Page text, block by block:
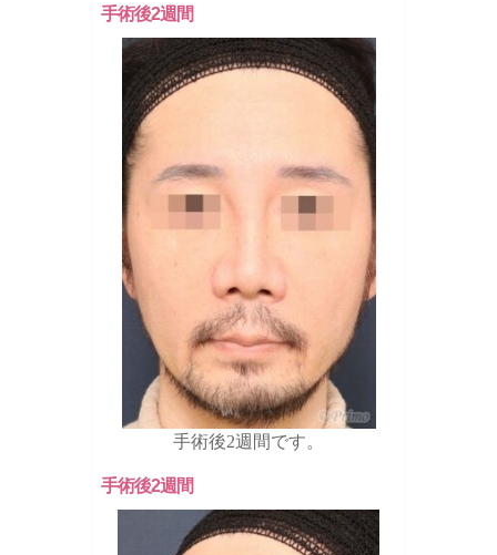
手術後2週間
手術後2週間です。
手術後2週間